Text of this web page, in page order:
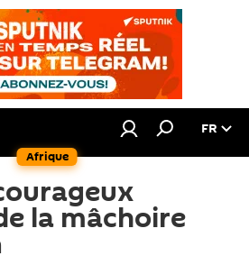
Afrique
FR
la mâchoire